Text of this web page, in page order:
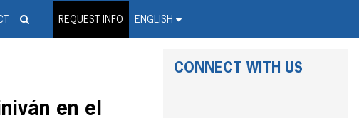
REQUEST INFO ENGLISH
Wire Service
en el
CONNECT WITH US